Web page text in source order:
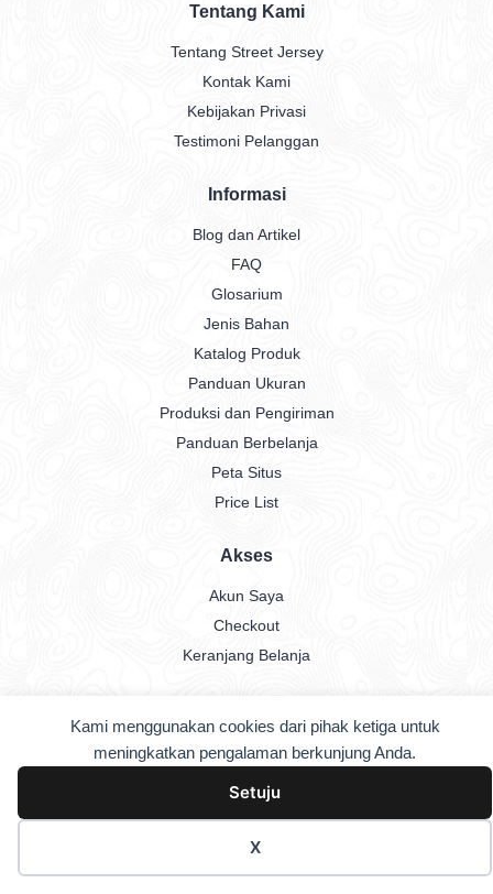
Kami menggunakan cookies dari pihak ketiga untuk
meningkatkan pengalaman berkunjung Anda.
Setuju
X
Tentang Kami
Tentang Street Jersey
Kontak Kami
Kebijakan Privasi
Testimoni Pelanggan
Informasi
Blog dan Artikel
FAQ
Glosarium
Jenis Bahan
Katalog Produk
Panduan Ukuran
Produksi dan Pengiriman
Panduan Berbelanja
Peta Situs
Price List
Akses
Akun Saya
Checkout
Keranjang Belanja
Copyright © 2026 . All rights reserved.